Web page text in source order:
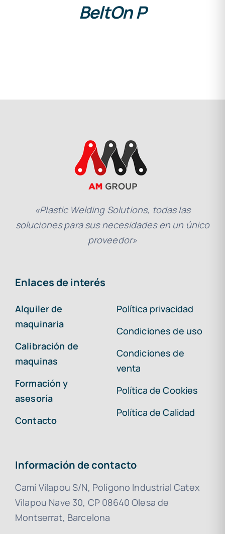
BeltOn P
«Plastic Welding Solutions, todas las
soluciones para sus necesidades en un único
proveedor»
Enlaces de interés
Alquiler de
maquinaria
Calibración de
maquinas
Formación y
asesoría
Contacto
Política privacidad
Condiciones de uso
Condiciones de
venta
Política de Cookies
Política de Calidad
Información de contacto
Camí Vilapou S/N, Polígono Industrial Catex
Vilapou Nave 30, CP 08640 Olesa de
Montserrat, Barcelona